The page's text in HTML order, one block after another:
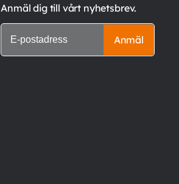
Anmäl dig till vårt nyhetsbrev.
Anmäl